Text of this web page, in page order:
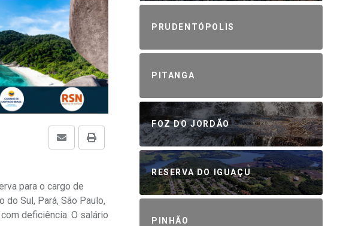
para o cargo de
Sul, Pará, São Paulo,
deficiência. O salário
PRUDENTÓPOLIS
PITANGA
FOZ DO JORDÃO
RESERVA DO IGUAÇU
PINHÃO